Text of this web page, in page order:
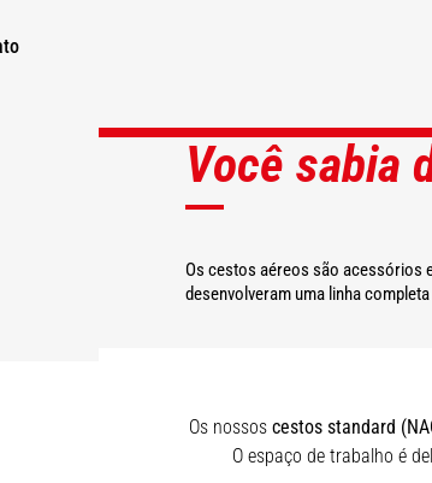
Você sabia
Os cestos aéreos são acessórios
desenvolveram uma linha
Os nossos cestos standard
O espaço de trabalho é